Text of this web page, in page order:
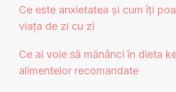
Ce este anxietatea și cum îți
viața de zi cu zi
Ce ai voie să mănânci în dieta
alimentelor recomandate